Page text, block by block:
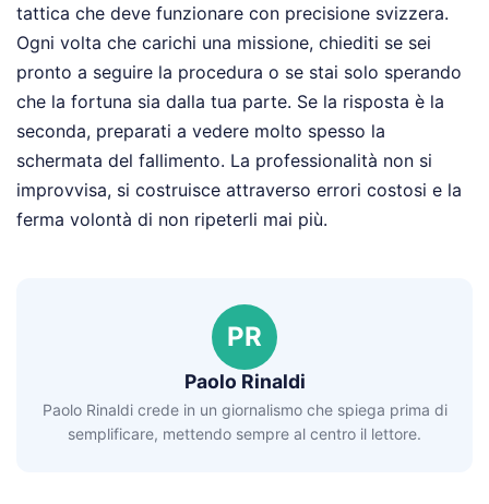
tattica che deve funzionare con precisione svizzera.
Ogni volta che carichi una missione, chiediti se sei
pronto a seguire la procedura o se stai solo sperando
che la fortuna sia dalla tua parte. Se la risposta è la
seconda, preparati a vedere molto spesso la
schermata del fallimento. La professionalità non si
improvvisa, si costruisce attraverso errori costosi e la
ferma volontà di non ripeterli mai più.
PR
Paolo Rinaldi
Paolo Rinaldi crede in un giornalismo che spiega prima di
semplificare, mettendo sempre al centro il lettore.